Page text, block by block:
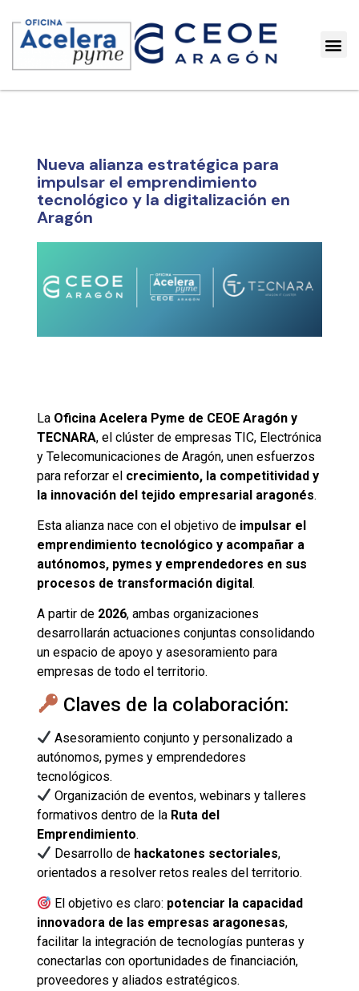
Nueva alianza estratégica para
impulsar el emprendimiento
tecnológico y la digitalización en
Aragón
La Oficina Acelera Pyme de CEOE Aragón y
TECNARA, el clúster de empresas TIC, Electrónica
y Telecomunicaciones de Aragón, unen esfuerzos
para reforzar el crecimiento, la competitividad y
la innovación del tejido empresarial aragonés.
Esta alianza nace con el objetivo de impulsar el
emprendimiento tecnológico y acompañar a
autónomos, pymes y emprendedores en sus
procesos de transformación digital.
A partir de 2026, ambas organizaciones
desarrollarán actuaciones conjuntas consolidando
un espacio de apoyo y asesoramiento para
empresas de todo el territorio.
Claves de la colaboración:
Asesoramiento conjunto y personalizado a
autónomos, pymes y emprendedores
tecnológicos.
Organización de eventos, webinars y talleres
formativos dentro de la Ruta del
Emprendimiento.
Desarrollo de hackatones sectoriales,
orientados a resolver retos reales del territorio.
El objetivo es claro: potenciar la capacidad
innovadora de las empresas aragonesas,
facilitar la integración de tecnologías punteras y
conectarlas con oportunidades de financiación,
proveedores y aliados estratégicos.